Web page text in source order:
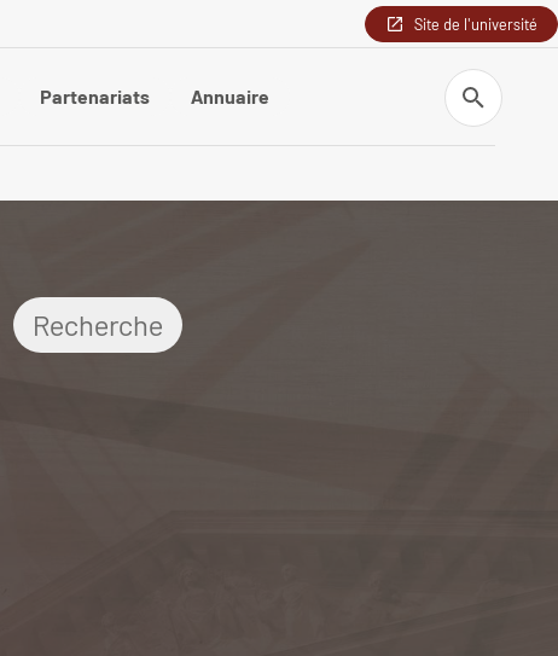
Site de l'université
Partenariats Annuaire
Recherche
Recherche